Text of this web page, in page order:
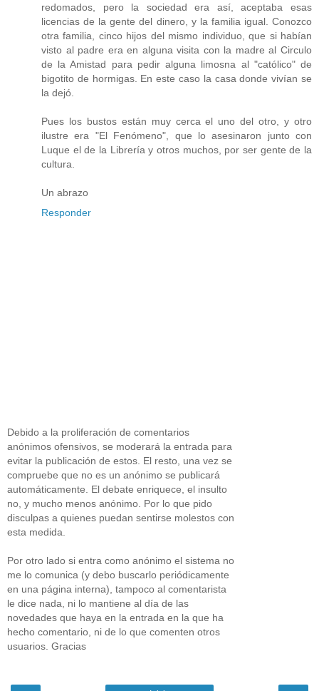
redomados, pero la sociedad era así, aceptaba esas
licencias de la gente del dinero, y la familia igual. Conozco
otra familia, cinco hijos del mismo individuo, que si habían
visto al padre era en alguna visita con la madre al Circulo
de la Amistad para pedir alguna limosna al "católico" de
bigotito de hormigas. En este caso la casa donde vivían se
la dejó.
Pues los bustos están muy cerca el uno del otro, y otro
ilustre era "El Fenómeno", que lo asesinaron junto con
Luque el de la Librería y otros muchos, por ser gente de la
cultura.
Un abrazo
Responder
Debido a la proliferación de comentarios
anónimos ofensivos, se moderará la entrada para
evitar la publicación de estos. El resto, una vez se
compruebe que no es un anónimo se publicará
automáticamente. El debate enriquece, el insulto
no, y mucho menos anónimo. Por lo que pido
disculpas a quienes puedan sentirse molestos con
esta medida.
Por otro lado si entra como anónimo el sistema no
me lo comunica (y debo buscarlo periódicamente
en una página interna), tampoco al comentarista
le dice nada, ni lo mantiene al día de las
novedades que haya en la entrada en la que ha
hecho comentario, ni de lo que comenten otros
usuarios. Gracias